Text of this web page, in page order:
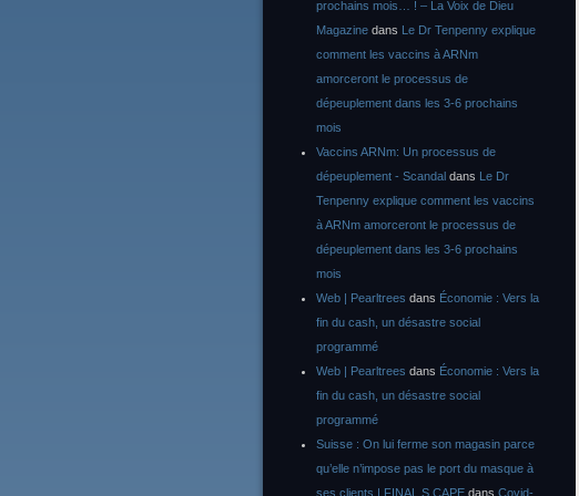
prochains mois… ! – La Voix de Dieu
Magazine dans Le Dr Tenpenny explique
comment les vaccins à ARNm
amorceront le processus de
dépeuplement dans les 3-6 prochains
mois
Vaccins ARNm: Un processus de
dépeuplement - Scandal dans Le Dr
Tenpenny explique comment les vaccins
à ARNm amorceront le processus de
dépeuplement dans les 3-6 prochains
mois
Web | Pearltrees dans Économie : Vers la
fin du cash, un désastre social
programmé
Web | Pearltrees dans Économie : Vers la
fin du cash, un désastre social
programmé
Suisse : On lui ferme son magasin parce
qu’elle n’impose pas le port du masque à
ses clients | FINAL S CAPE dans Covid-